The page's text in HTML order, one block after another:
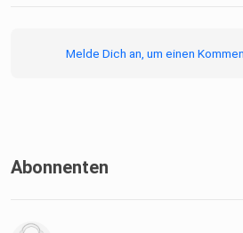
Melde Dich an, um einen
Abonnenten